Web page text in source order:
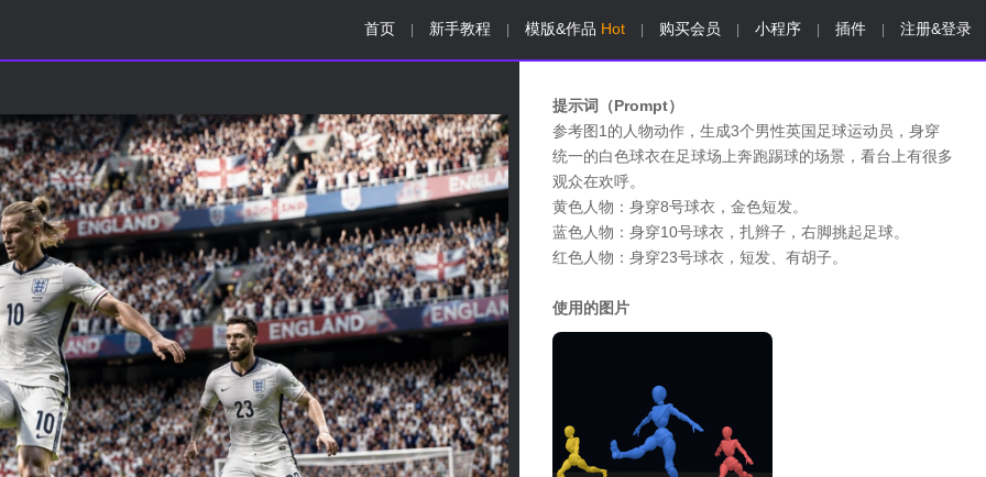
首页 新手教程 模版&作品 Hot 购买会员 小程序 插件 注册&登录
提示词（Prompt）
参考图1的人物动作，生成3个男性英国足球运动员，身穿
统一的白色球衣在足球场上奔跑踢球的场景，看台上有很多
观众在欢呼。
黄色人物：身穿8号球衣，金色短发。
蓝色人物：身穿10号球衣，扎辫子，右脚挑起足球。
红色人物：身穿23号球衣，短发、有胡子。
使用的图片